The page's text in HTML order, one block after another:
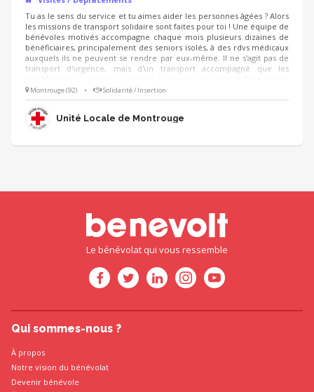
Tu as le sens du service et tu aimes aider les personnes âgées ? Alors
les missions de transport solidaire sont faites pour toi ! Une équipe de
bénévoles motivés accompagne chaque mois plusieurs dizaines de
bénéficiaires, principalement des seniors isolés, à des rdvs médicaux
auxquels ils ne peuvent se rendre par eux-même. Il ne s'agit pas de
transport d'urgence, mais d'un transport accompagné que les
en triporteur ou en voiture Croix-Rouge, sur Montrouge ou dans les
proches environs. Le transport solidaire est une vraie mission de lien
social et évite la rupture de soins. Sentiment d'utilité et sourires
garantis !
Montrouge (92) • Solidarité / Insertion
Unité Locale de Montrouge
Le bénévolat qui vous ressemble
Qui sommes-nous ?
À propos
Notre vision du bénévolat
Devenir bénévole